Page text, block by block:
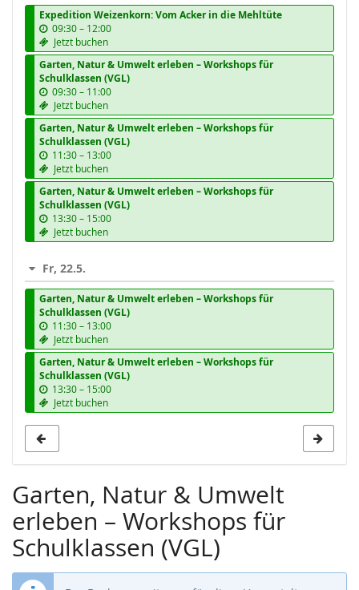
Expedition Weizenkorn: Vom Acker in die Mehltüte
09:30–b
i
s
12:00
Jetzt buchen
Garten, Natur & Umwelt erleben – Workshops für
Schulklassen (VGL)
09:30–b
i
s
11:00
Jetzt buchen
Garten, Natur & Umwelt erleben – Workshops für
Schulklassen (VGL)
11:30–b
i
s
13:00
Jetzt buchen
Garten, Natur & Umwelt erleben – Workshops für
Schulklassen (VGL)
13:30–b
i
s
15:00
Jetzt buchen
Fr, 22.5.
Garten, Natur & Umwelt erleben – Workshops für
Schulklassen (VGL)
11:30–b
i
s
13:00
Jetzt buchen
Garten, Natur & Umwelt erleben – Workshops für
Schulklassen (VGL)
13:30–b
i
s
15:00
Jetzt buchen
Garten, Natur & Umwelt
erleben – Workshops für
Schulklassen (VGL)